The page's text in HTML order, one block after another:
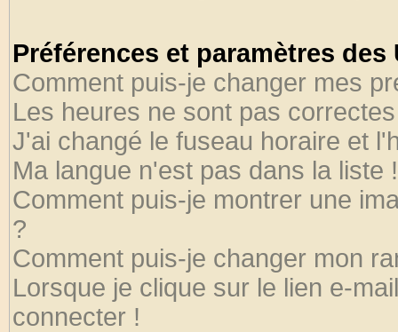
Préférences et paramètres
Comment puis-je changer mes
Les heures ne sont pas
J'ai changé le fuseau horaire et
Ma langue n'est pas dans la liste !
Comment puis-je montrer une
?
Comment puis-je changer mon
Lorsque je clique sur le lien e-
connecter !